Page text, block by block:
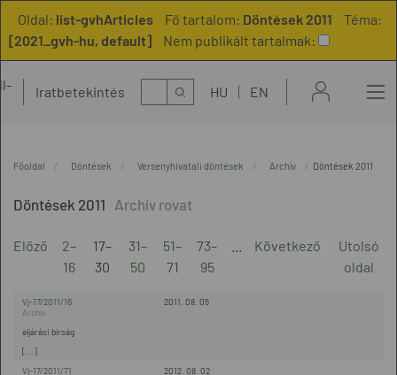
Oldal: list-gvhArticles Fő tartalom: Döntések 2011
Téma:
[2021_gvh-hu, default]
Nem publikált tartalmak:
Iratbetekintés Kereső HU EN
Főoldal Döntések Versenyhivatali döntések Archív Döntések 2011
Döntések 2011
Előző
2–
16
17–
30
31–
50
51–
71
73–
95
Következő
Utolsó
oldal
2011. 08. 05
Vj-17/2011/16
[...]
eljárási bírság
2012. 08. 02
Vj-17/2011/71